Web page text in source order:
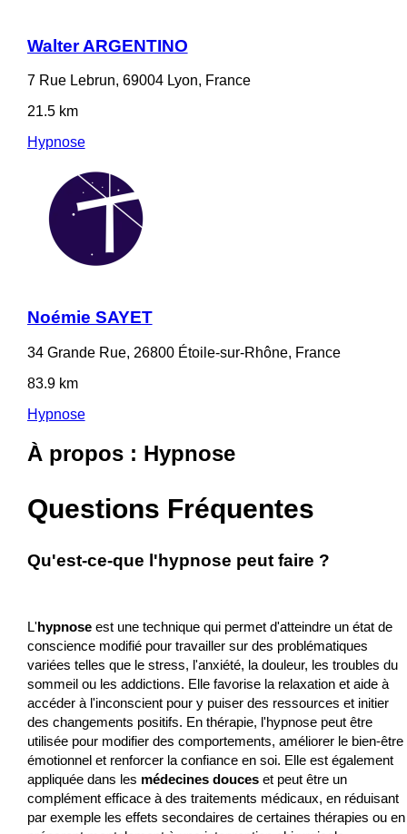
Walter ARGENTINO
7 Rue Lebrun, 69004 Lyon, France
21.5 km
Hypnose
Noémie SAYET
34 Grande Rue, 26800 Étoile-sur-Rhône, France
83.9 km
Hypnose
À propos : Hypnose
Questions Fréquentes
Qu'est-ce-que l'hypnose peut faire ?
L'hypnoseest une technique qui permet d'atteindre un état de
conscience modifié pour travailler sur des problématiques
variées telles que le stress, l'anxiété, la douleur, les troubles du
sommeil ou les addictions. Elle favorise la relaxation et aide à
accéder à l'inconscient pour y puiser des ressources et initier
des changements positifs. En thérapie, l'hypnose peut être
utilisée pour modifier des comportements, améliorer le bien-être
émotionnel et renforcer la confiance en soi. Elle est également
appliquée dans les médecines douceset peut être un
complément efficace à des traitements médicaux, en réduisant
par exemple les effets secondaires de certaines thérapies ou en